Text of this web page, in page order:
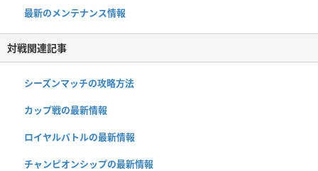
最新のメンテナンス情報
対戦関連記事
シーズンマッチの攻略方法
カップ戦の最新情報
ロイヤルバトルの最新情報
チャンピオンシップの最新情報